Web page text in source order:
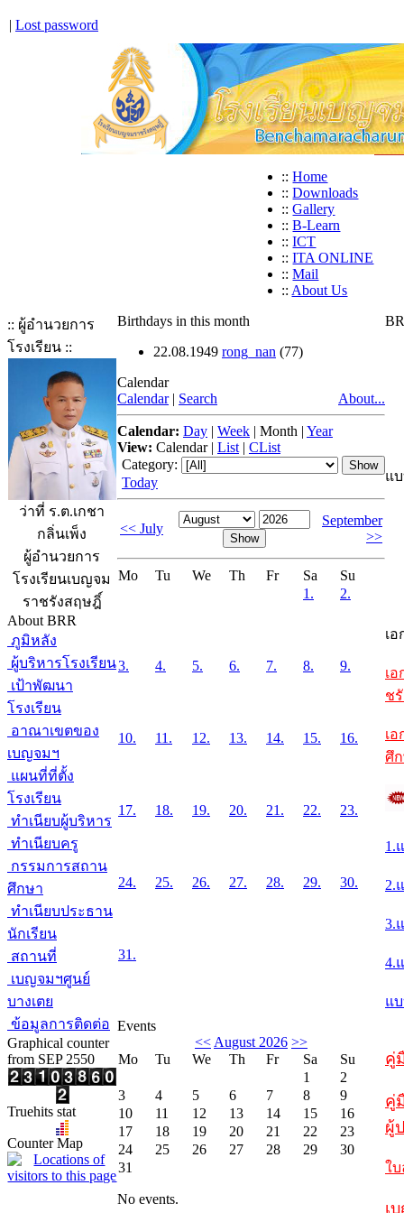
| Lost password
:: Home
:: Downloads
:: Gallery
:: B-Learn
:: ICT
:: ITA ONLINE
:: Mail
:: About Us
:: ผู้อำนวยการ
โรงเรียน ::
ว่าที่ ร.ต.เกชา
กลิ่นเพ็ง
ผู้อำนวยการ
โรงเรียนเบญจม
ราชรังสฤษฎิ์
About BRR
ภูมิหลัง
ผู้บริหารโรงเรียน
เป้าพัฒนา
โรงเรียน
อาณาเขตของ
เบญจมฯ
แผนที่ที่ตั้ง
โรงเรียน
ทำเนียบผู้บริหาร
ทำเนียบครู
กรรมการสถาน
ศึกษา
ทำเนียบประธาน
นักเรียน
สถานที่
เบญจมฯศูนย์
บางเตย
ข้อมูลการติดต่อ
Graphical counter
from SEP 2550
Truehits stat
Counter Map
Birthdays in this month
22.08.1949 rong_nan (77)
Calendar
Calendar | Search About...
Calendar: Day | Week | Month | Year
View: Calendar| List | CList
Category:
Today
<< July
September
>>
Mo Tu We Th Fr Sa
Su
1.
2.
3. 4. 5. 6. 7. 8. 9.
10. 11. 12. 13. 14. 15. 16.
17. 18. 19. 20. 21. 22. 23.
24. 25. 26. 27. 28. 29. 30.
31.
Events
<< August 2026 >>
Mo
Tu We Th Fr Sa
Su
1
2
3
4 5 6 7 8
9
10
11 12 13 14 15
16
17
18 19 20 21 22
23
24
25 26 27 28 29
30
31
No events.
แ
เ
เ
ช
เ
ศึ
1.
2.
3.
4.
แ
คู่
คู่
ผู้
ใ
เ